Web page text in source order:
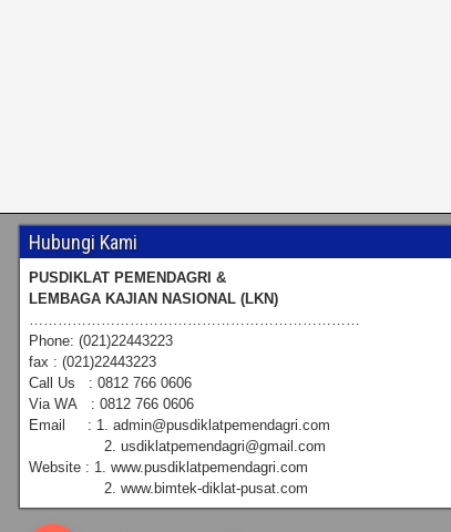
Hubungi Kami
PUSDIKLAT PEMENDAGRI &
LEMBAGA KAJIAN NASIONAL (LKN)
Phone: (021)22443223
fax : (021)22443223
Call Us : 0812 766 0606
Via WA : 0812 766 0606
Email : 1. admin@pusdiklatpemendagri.com
2. usdiklatpemendagri@gmail.com
Website : 1. www.pusdiklatpemendagri.com
2. www.bimtek-diklat-pusat.com